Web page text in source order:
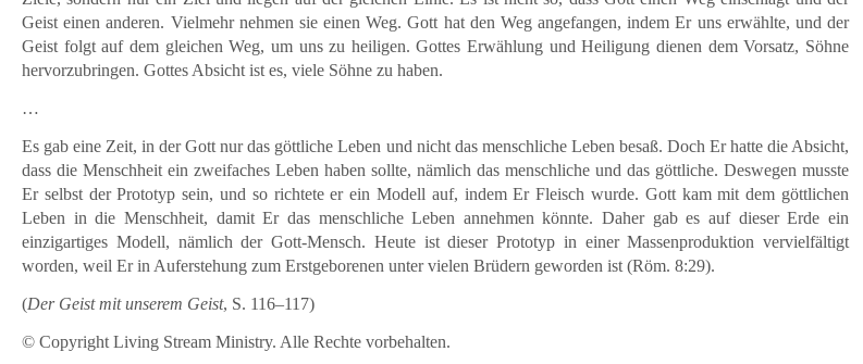
Geist einen anderen. Vielmehr nehmen sie einen Weg. Gott hat den Weg angefangen, indem Er uns erwählte, und der
Geist folgt auf dem gleichen Weg, um uns zu heiligen. Gottes Erwählung und Heiligung dienen dem Vorsatz, Söhne
hervorzubringen. Gottes Absicht ist es, viele Söhne zu haben.
…
Es gab eine Zeit, in der Gott nur das göttliche Leben und nicht das menschliche Leben besaß. Doch Er hatte die Absicht,
dass die Menschheit ein zweifaches Leben haben sollte, nämlich das menschliche und das göttliche. Deswegen musste
Er selbst der Prototyp sein, und so richtete er ein Modell auf, indem Er Fleisch wurde. Gott kam mit dem göttlichen
Leben in die Menschheit, damit Er das menschliche Leben annehmen könnte. Daher gab es auf dieser Erde ein
einzigartiges Modell, nämlich der Gott-Mensch. Heute ist dieser Prototyp in einer Massenproduktion vervielfältigt
worden, weil Er in Auferstehung zum Erstgeborenen unter vielen Brüdern geworden ist (Röm. 8:29).
(Der Geist mit unserem Geist, S. 116–117)
© Copyright Living Stream Ministry. Alle Rechte vorbehalten.